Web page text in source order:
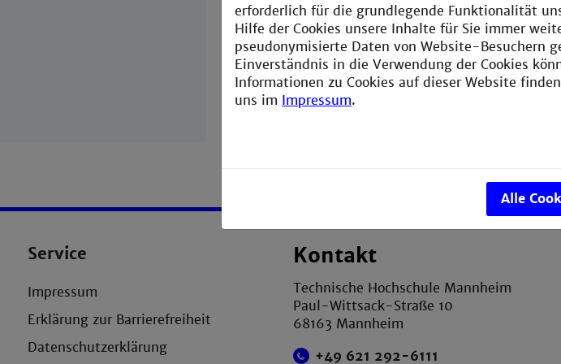
Service
Impressum
Erklärung zur Barrierefreiheit
Datenschutzerklärung
Kontakt
Technische Hochschule Mannheim
Paul-Wittsack-Straße 10
68163 Mannheim
+49 621 292-6111
erforderlich für die grundlegende Funktionalität
Hilfe der Cookies unsere Inhalte für Sie immer
pseudonymisierte Daten von Website-Besuchern
Einverständnis in die Verwendung der Cookies
Informationen zu Cookies auf dieser Website
uns im Impressum.
Alle